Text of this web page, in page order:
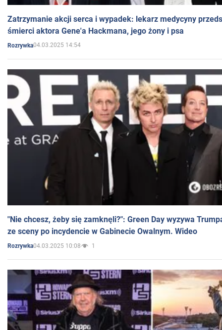
Zatrzymanie akcji serca i wypadek: lekarz medycyny
śmierci aktora Gene'a Hackmana, jego żony i psa
Rozrywka04.03.2025 14:54
"Nie chcesz, żeby się zamknęli?": Green Day wyzywa
ze sceny po incydencie w Gabinecie Owalnym. Wideo
Rozrywka04.03.2025 10:08 1